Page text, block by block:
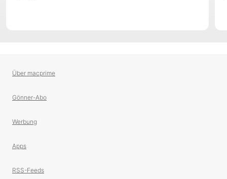
Über macprime
Gönner-Abo
Werbung
Apps
RSS-Feeds